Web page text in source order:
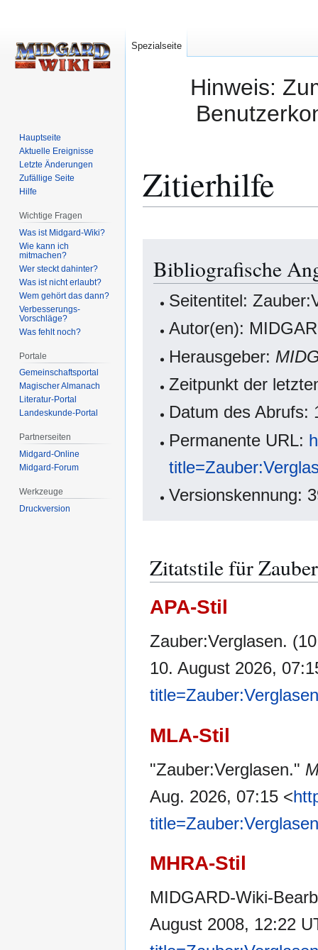
Hinweis:
Zitierhilfe
Navigation
springen
Suche
springen
Bibliografische
Seitentitel:
Autor(en):
Herausgeber:
Zeitpunkt der
Datum des Abrufs:
Permanente URL:
Versionskennung:
Zitatstile für
APA-Stil
Zauber:Verglasen.
10. August 2026,
MLA-Stil
"Zauber:Verglasen."
Aug. 2026, 07:15 <
MHRA-Stil
MIDGARD-Wiki-
August 2008, 12:22
Spezialseite
Hauptseite
Aktuelle Ereignisse
Letzte Änderungen
Zufällige Seite
Hilfe
Wichtige Fragen
Was ist Midgard-Wiki?
Wie kann ich
mitmachen?
Wer steckt dahinter?
Was ist nicht erlaubt?
Wem gehört das dann?
Verbesserungs-
Vorschläge?
Was fehlt noch?
Portale
Gemeinschafts­portal
Magischer Almanach
Literatur-Portal
Landeskunde-Portal
Partnerseiten
Midgard-Online
Midgard-Forum
Werkzeuge
Druckversion